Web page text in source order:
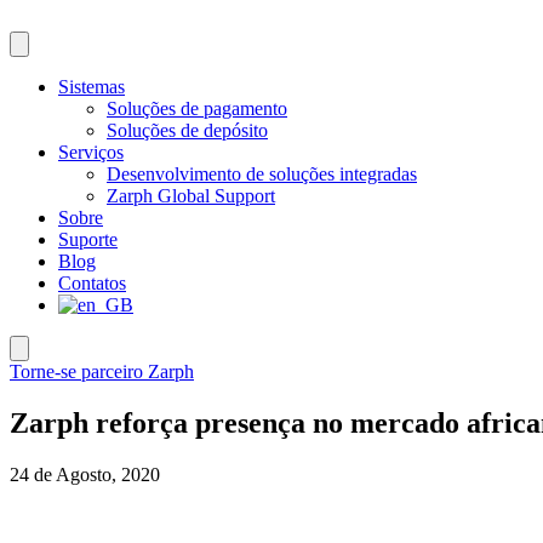
para
o
conteúdoSistemas
Soluções de pagamento
Soluções de depósito
Serviços
Desenvolvimento de soluções integradas
Zarph Global Support
Sobre
Suporte
Blog
Contatos
Torne-se parceiro Zarph
Zarph reforça presença no mercado
24 de Agosto, 2020